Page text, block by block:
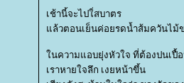
เช้านี้จะไปใ่สบาตร
ล้วตอนเย็นค่อยรดน้ำส้มควันไม้
นความแอบยุ่งหัวใจ ที่ต้องปนเปื้อ
เราหายใจลึก เงยหน้าขึ้น